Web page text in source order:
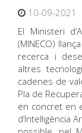
10-09-2021
El Ministeri
(MINECO)
recerca i
altres
cadenes de
Pla de
en concret en